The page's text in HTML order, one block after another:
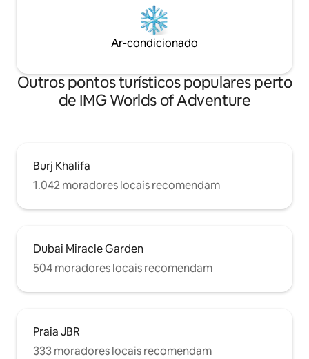
Ar-condicionado
Outros pontos turísticos populares perto
de IMG Worlds of Adventure
Burj Khalifa
1.042 moradores locais recomendam
Dubai Miracle Garden
504 moradores locais recomendam
Praia JBR
333 moradores locais recomendam